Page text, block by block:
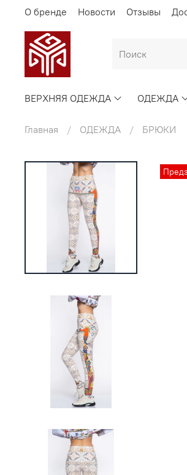
О бренде Новости Отзывы
ВЕРХНЯЯ ОДЕЖДА ОДЕЖДА
Главная ОДЕЖДА БРЮКИ